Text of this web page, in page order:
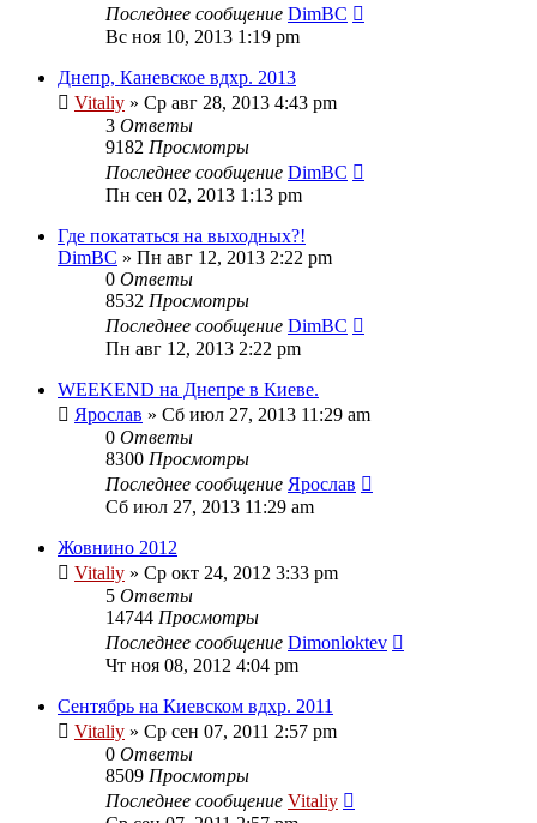
Последнее сообщение DimBC
Вс ноя 10, 2013 1:19 pm
Днепр, Каневское вдхр. 2013
Vitaliy » Ср авг 28, 2013 4:43 pm
3 Ответы
9182 Просмотры
Последнее сообщение DimBC
Пн сен 02, 2013 1:13 pm
Где покататься на выходных?!
DimBC » Пн авг 12, 2013 2:22 pm
0 Ответы
8532 Просмотры
Последнее сообщение DimBC
Пн авг 12, 2013 2:22 pm
WEEKEND на Днепре в Киеве.
Ярослав » Сб июл 27, 2013 11:29 am
0 Ответы
8300 Просмотры
Последнее сообщение Ярослав
Сб июл 27, 2013 11:29 am
Жовнино 2012
Vitaliy » Ср окт 24, 2012 3:33 pm
5 Ответы
14744 Просмотры
Последнее сообщение Dimonloktev
Чт ноя 08, 2012 4:04 pm
Сентябрь на Киевском вдхр. 2011
Vitaliy » Ср сен 07, 2011 2:57 pm
0 Ответы
8509 Просмотры
Последнее сообщение Vitaliy